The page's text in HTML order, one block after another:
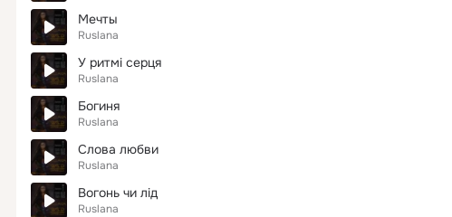
Мечты
Ruslana
У ритмі серця
Ruslana
Богиня
Ruslana
Слова любви
Ruslana
Вогонь чи лід
Ruslana